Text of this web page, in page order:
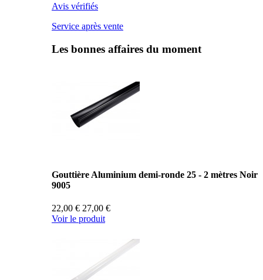
Avis vérifiés
Service après vente
Les bonnes affaires du moment
Gouttière Aluminium demi-ronde 25 - 2 mètres Noir
9005
22,00 € 27,00 €
Voir le produit